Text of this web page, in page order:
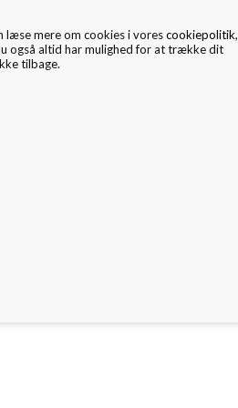
læse mere om cookies i vorescookiepolitik,
også altid har mulighed for at trække dit
tilbage.